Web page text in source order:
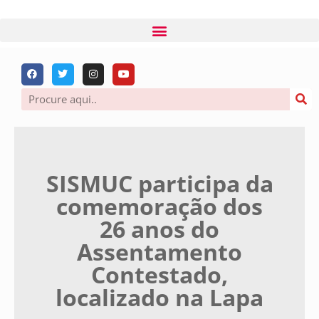
SISMUC participa da
comemoração dos
26 anos do
Assentamento
Contestado,
localizado na Lapa